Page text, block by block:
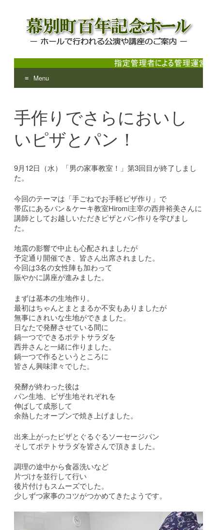
幕別町百年記念ホール
ホールで行われる公演や講座のご案内
Menu
content
手作りでさらにおいし
いピザとパン！
9月12日（水）「男の家事教室！」第3回目が終了しまし
た。
今回のテーマは「手ごねでお手軽ピザ作り」で
帯広にあるパン＆ケーキ教室Hiromi主宰の西井裕美さんに
講師としてお越しいただきピザとパン作りを学びまし
た。
地震の影響で中止も心配されましたが
予定通り開催でき、皆さん出席されました。
今回は3名の女性陣も加わって
賑やかに講座が進みました。
まずは基本の生地作り。
最初はちゃんとまとまるか不安もありましたが
無事にきれいな生地ができました。
日なたで発酵させている間に
鍋一つでできるポテトサラダを
西井さんと一緒に作りました。
鍋一つで作るというところに
皆さん興味津々でした。
発酵が終わった後は
パン生地、ピザ生地それぞれを
伸ばして成形して
余熱したオーブンで焼き上げました。
出来上がったピザとぐるぐるソーセージパン
そしてポテトサラダを皆さんで頂きました。
調理の途中から食器洗いなど
片づけを並行して行い
後片付けもスムーズでした。
少しずつ家事のコツがつかめてきたようです。